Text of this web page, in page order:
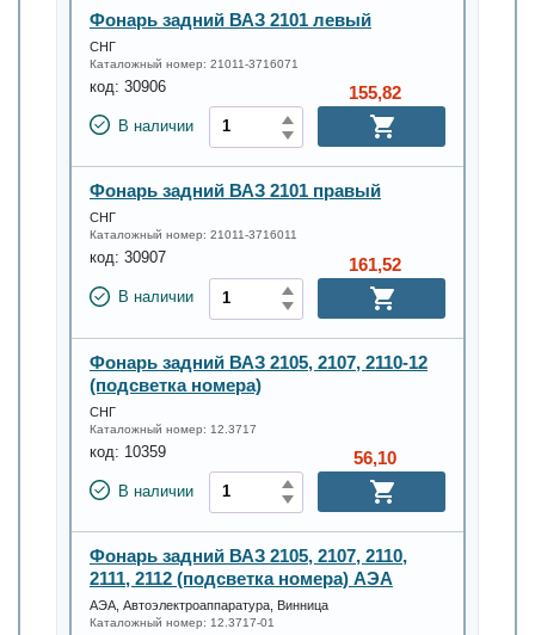
Фонарь задний ВАЗ 2101 левый
СНГ
Каталожный номер: 21011-3716071
код: 30906
В наличии
155,82
Фонарь задний ВАЗ 2101 правый
СНГ
Каталожный номер: 21011-3716011
код: 30907
В наличии
161,52
Фонарь задний ВАЗ 2105, 2107, 2110-12
(подсветка номера)
СНГ
Каталожный номер: 12.3717
код: 10359
В наличии
56,10
Фонарь задний ВАЗ 2105, 2107, 2110,
2111, 2112 (подсветка номера) АЭА
АЭА, Автоэлектроаппаратура, Винница
Каталожный номер: 12.3717-01